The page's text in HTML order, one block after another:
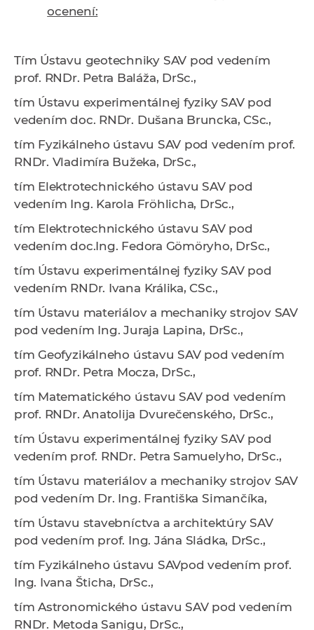
ocenení:
Tím Ústavu geotechniky SAV pod vedením
prof. RNDr. Petra Baláža, DrSc.,
tím Ústavu experimentálnej fyziky SAVpod
vedenímdoc. RNDr. Dušana Bruncka, CSc.,
tím Fyzikálneho ústavu SAV pod vedením prof.
RNDr. Vladimíra Bužeka, DrSc.,
tím Elektrotechnického ústavu SAVpod
vedením Ing. Karola Fröhlicha, DrSc.,
tím Elektrotechnického ústavu SAVpod
vedenímdoc.Ing. Fedora Gömöryho, DrSc.,
tím Ústavu experimentálnej fyziky SAVpod
vedením RNDr. Ivana Králika, CSc.,
tím Ústavu materiálov a mechaniky strojov SAV
pod vedením Ing. Juraja Lapina, DrSc.,
tím Geofyzikálneho ústavu SAVpod vedením
prof. RNDr. Petra Mocza, DrSc.,
tím Matematického ústavu SAVpod vedením
prof. RNDr. Anatolija Dvurečenského, DrSc.,
tím Ústavu experimentálnej fyziky SAVpod
vedením prof. RNDr. Petra Samuelyho, DrSc.,
tím Ústavu materiálov a mechaniky strojov SAV
pod vedením Dr. Ing. Františka Simančíka,
tím Ústavu stavebníctva a architektúry SAV
pod vedením prof. Ing. Jána Sládka, DrSc.,
tím Fyzikálneho ústavu SAVpod vedením prof.
Ing. Ivana Šticha, DrSc.,
tímAstronomického ústavu SAVpod vedením
RNDr. Metoda Sanigu, DrSc.,